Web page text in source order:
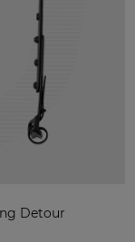
Detour